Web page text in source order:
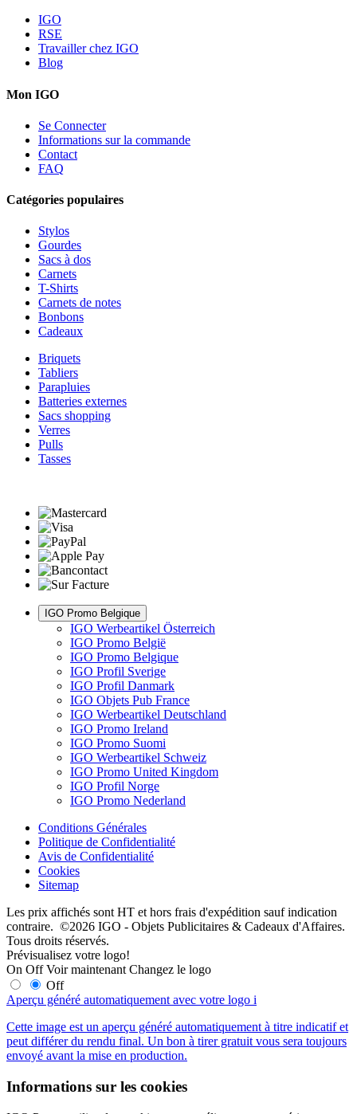
IGO
RSE
Travailler chez IGO
Blog
Mon IGO
Se Connecter
Informations sur la commande
Contact
FAQ
Catégories populaires
Stylos
Gourdes
Sacs à dos
Carnets
T-Shirts
Carnets de notes
Bonbons
Cadeaux
Briquets
Tabliers
Parapluies
Batteries externes
Sacs shopping
Verres
Pulls
Tasses
IGO Promo Belgique
IGO Werbeartikel Österreich
IGO Promo België
IGO Promo Belgique
IGO Profil Sverige
IGO Profil Danmark
IGO Objets Pub France
IGO Werbeartikel Deutschland
IGO Promo Ireland
IGO Promo Suomi
IGO Werbeartikel Schweiz
IGO Promo United Kingdom
IGO Profil Norge
IGO Promo Nederland
Conditions Générales
Politique de Confidentialité
Avis de Confidentialité
Cookies
Sitemap
Les prix affichés sont HT et hors frais d'expédition sauf indication
contraire. ©2026 IGO - Objets Publicitaires & Cadeaux d'Affaires.
Tous droits réservés.
Prévisualisez votre logo!
On Off Voir maintenant Changez le logo
Off
Aperçu généré automatiquement avec votre logo i
Cette image est un aperçu généré automatiquement à titre indicatif et
peut différer du rendu final. Un bon à tirer gratuit vous sera toujours
envoyé avant la mise en production.
Informations sur les cookies